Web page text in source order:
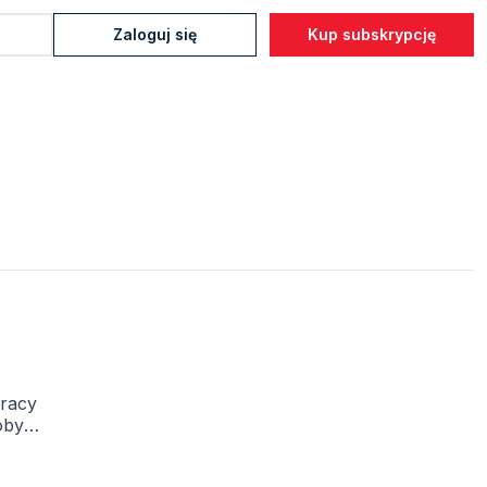
Zaloguj się Kup subskrypcję